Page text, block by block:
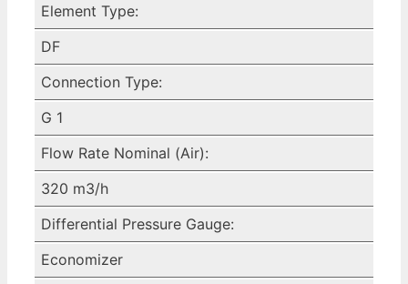
Element Type:
DF
Connection Type:
G 1
Flow Rate Nominal (Air):
320 m3/h
Differential Pressure Gauge:
Economizer